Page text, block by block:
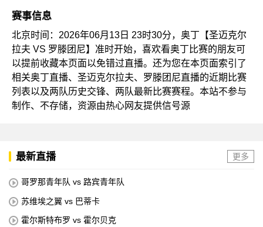
赛事信息
北京时间：2026年06月13日 23时30分，奥丁【圣迈克尔
拉夫 VS 罗滕团尼】准时开始，喜欢看奥丁比赛的朋友可
以提前收藏本页面以免错过直播。还为您在本页面索引了
相关奥丁直播、圣迈克尔拉夫、罗滕团尼直播的近期比赛
列表以及两队历史交锋、两队最新比赛赛程。本站不参与
制作、不存储，资源由热心网友提供信号源
最新直播 更多
哥罗那青年队 vs 路宾青年队
苏维埃之翼 vs 巴蒂卡
霍尔斯特布罗 vs 霍尔贝克